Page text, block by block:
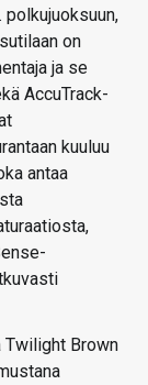
on
ja se
AccuTrack-
kuuluu
antaa
Twilight Brown